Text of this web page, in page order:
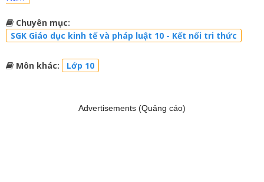
Chuyên mục:
SGK Giáo dục kinh tế và pháp luật 10 - Kết nối tri thức
Môn khác: Lớp 10
Advertisements (Quảng cáo)